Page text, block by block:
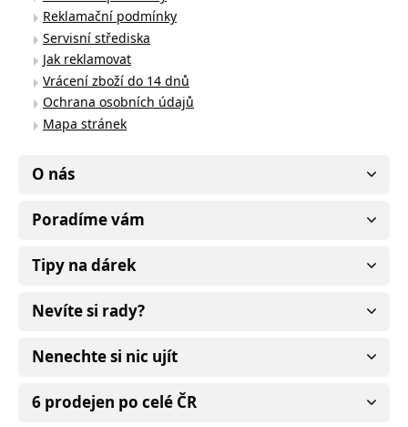
Reklamační podmínky
Servisní střediska
Jak reklamovat
Vrácení zboží do 14 dnů
Ochrana osobních údajů
Mapa stránek
O nás
Poradíme vám
Tipy na dárek
Nevíte si rady?
Nenechte si nic ujít
6 prodejen po celé ČR